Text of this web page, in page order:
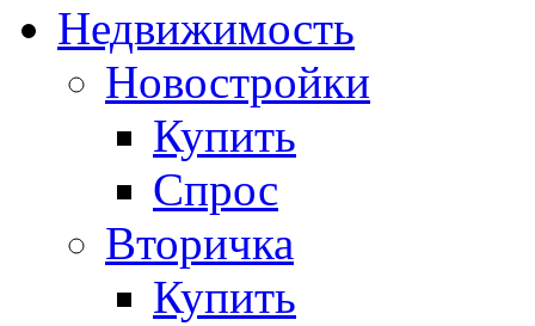
Недвижимость
Новостройки
Купить
Спрос
Вторичка
Купить